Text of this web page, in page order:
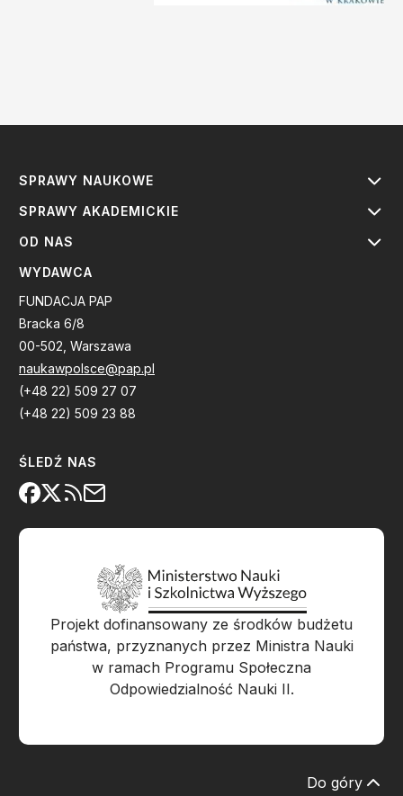
SPRAWY NAUKOWE
SPRAWY AKADEMICKIE
OD NAS
WYDAWCA
FUNDACJA PAP
Bracka 6/8
00-502, Warszawa
naukawpolsce@pap.pl
(+48 22) 509 27 07
(+48 22) 509 23 88
ŚLEDŹ NAS
Projekt dofinansowany ze środków budżetu
państwa, przyznanych przez Ministra Nauki
w ramach Programu Społeczna
Odpowiedzialność Nauki II.
Do góry